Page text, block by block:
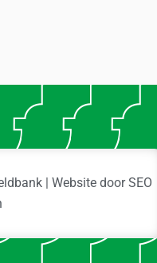
| Website doorSEO